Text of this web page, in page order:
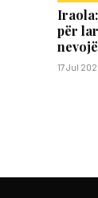
për
17 Jul